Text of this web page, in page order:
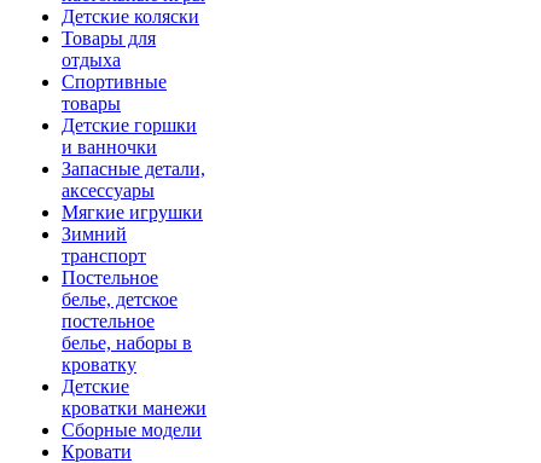
Детские коляски
Товары для
отдыха
Спортивные
товары
Детские горшки
и ванночки
Запасные детали,
аксессуары
Мягкие игрушки
Зимний
транспорт
Постельное
белье, детское
постельное
белье, наборы в
кроватку
Детские
кроватки манежи
Сборные модели
Кровати